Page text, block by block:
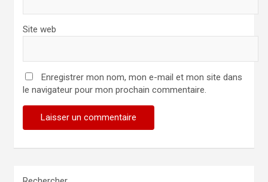
Site web
Enregistrer mon nom, mon e-mail et mon site dans
le navigateur pour mon prochain commentaire.